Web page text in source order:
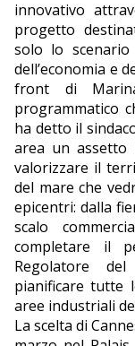
innovativo
progetto
solo lo
dell’economia e
front di
programmatico
ha detto il
area un assetto
valorizzare il
del mare che
epicentri: dalla
scalo
completare il
Regolatore
pianificare tutte
aree industriali
La scelta di